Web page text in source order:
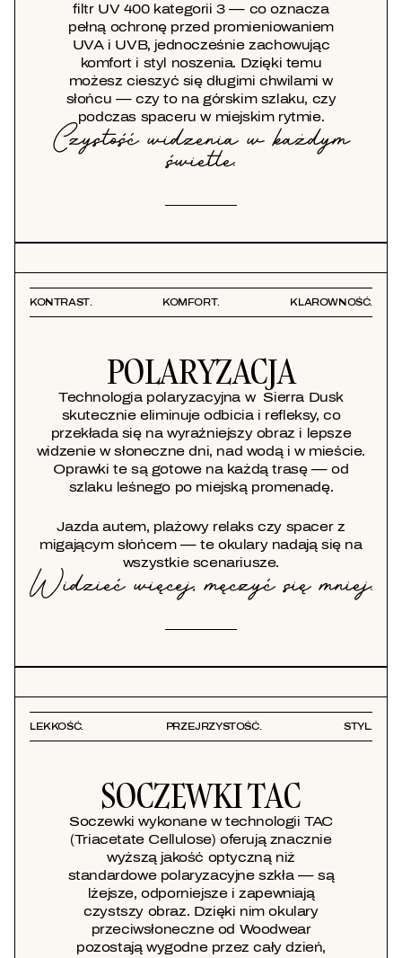
filtr UV 400 kategorii 3 — co oznacza
pełną ochronę przed promieniowaniem
UVA i UVB, jednocześnie zachowując
komfort i styl noszenia. Dzięki temu
możesz cieszyć się długimi chwilami w
słońcu — czy to na górskim szlaku, czy
podczas spaceru w miejskim rytmie.
Czystość widzenia w każdym
świetle.
KONTRAST. KOMFORT. KLAROWNOŚĆ.
POLARYZACJA
Technologia polaryzacyjna w Sierra Dusk
skutecznie eliminuje odbicia i refleksy, co
przekłada się na wyraźniejszy obraz i lepsze
widzenie w słoneczne dni, nad wodą i w mieście.
Oprawki te są gotowe na każdą trasę — od
szlaku leśnego po miejską promenadę.
Jazda autem, plażowy relaks czy spacer z
migającym słońcem — te okulary nadają się na
wszystkie scenariusze.
Widzieć więcej, męczyć się mniej.
LEKKOŚĆ. PRZEJRZYSTOŚĆ. STYL.
SOCZEWKI TAC
Soczewki wykonane w technologii TAC
(Triacetate Cellulose) oferują znacznie
wyższą jakość optyczną niż
standardowe polaryzacyjne szkła — są
lżejsze, odporniejsze i zapewniają
czystszy obraz. Dzięki nim okulary
przeciwsłoneczne od Woodwear
pozostają wygodne przez cały dzień,